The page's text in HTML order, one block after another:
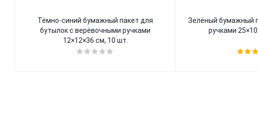
Тёмно-синий бумажный пакет для
бутылок с верёвочными ручками
12×12×36 см, 10 шт.
Зелёный бумажный пакет с ленточными
ручками